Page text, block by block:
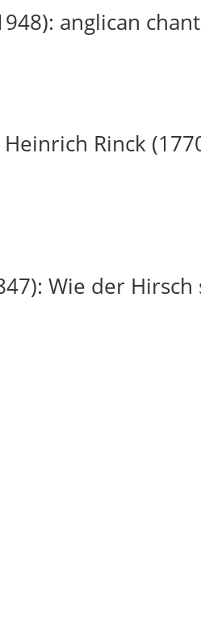
anglican chant
Rinck
Wie der